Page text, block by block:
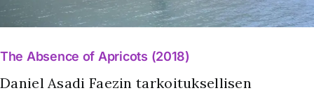
The Absence of Apricots (2018)
Daniel Asadi Faezin tarkoituksellisen